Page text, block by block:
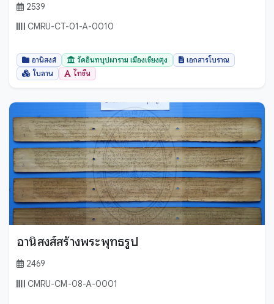
2539
CMRU-CT-01-A-0010
อานิสงส์ วัดอินทบุปผาราม เมืองเชียงตุง
เอกสารโบราณ
ใบลาน
ไทขึน
อานิสงส์สร้างพระพุทธรูป
2469
CMRU-CM-08-A-0001